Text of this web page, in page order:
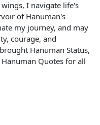
I navigate life's
of Hanuman's
my journey, and may
courage, and
Hanuman Status,
Quotes for all